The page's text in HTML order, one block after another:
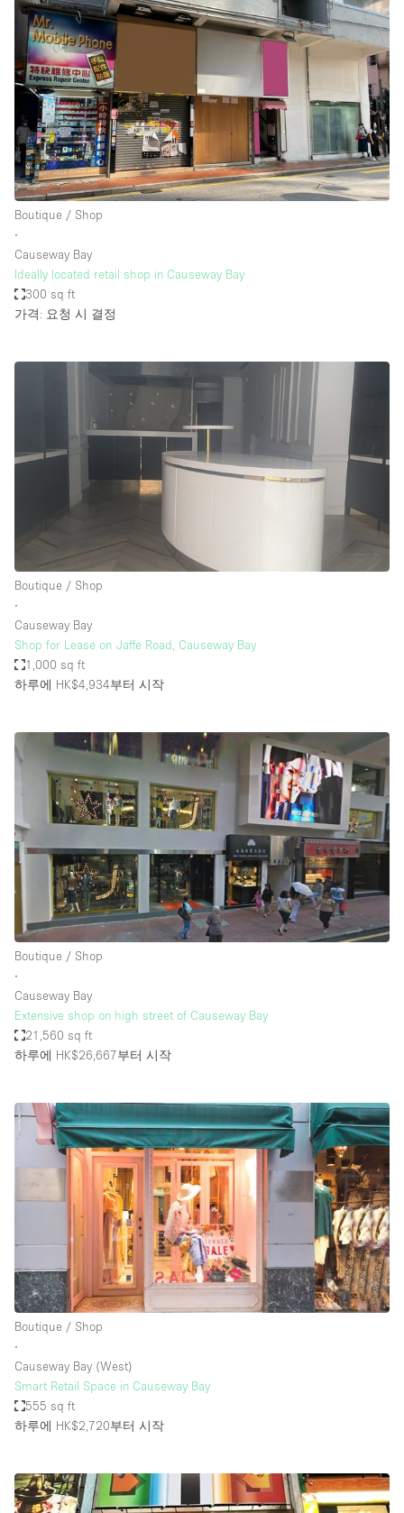
Boutique / Shop
∙
Causeway Bay
Ideally located retail shop in Causeway Bay
300 sq ft
가격: 요청 시 결정
Boutique / Shop
∙
Causeway Bay
Shop for Lease on Jaffe Road, Causeway Bay
1,000 sq ft
하루에 HK$4,934부터 시작
Boutique / Shop
∙
Causeway Bay
Extensive shop on high street of Causeway Bay
21,560 sq ft
하루에 HK$26,667부터 시작
Boutique / Shop
∙
Causeway Bay (West)
Smart Retail Space in Causeway Bay
555 sq ft
하루에 HK$2,720부터 시작